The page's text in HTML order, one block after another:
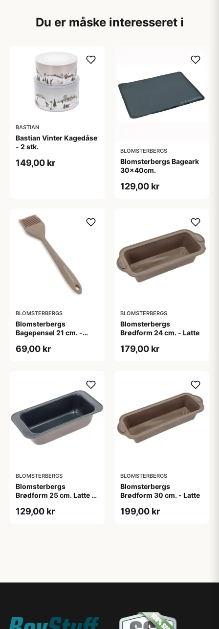
Du er måske interesseret i
BASTIAN
Bastian Vinter Kagedåse
- 2 stk.
149,00 kr
BLOMSTERBERGS
Blomsterbergs Bageark
30x40cm.
129,00 kr
BLOMSTERBERGS
Blomsterbergs
Bagepensel 21 cm. -
69,00 kr
BLOMSTERBERGS
Blomsterbergs
Brødform 24 cm. - Latte
179,00 kr
BLOMSTERBERGS
Blomsterbergs
Brødform 25 cm. Latte -
129,00 kr
BLOMSTERBERGS
Blomsterbergs
Brødform 30 cm. - Latte
199,00 kr